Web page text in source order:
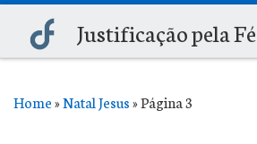
Skip to contentJustificação pela Fé
Home»Natal Jesus»Página 3